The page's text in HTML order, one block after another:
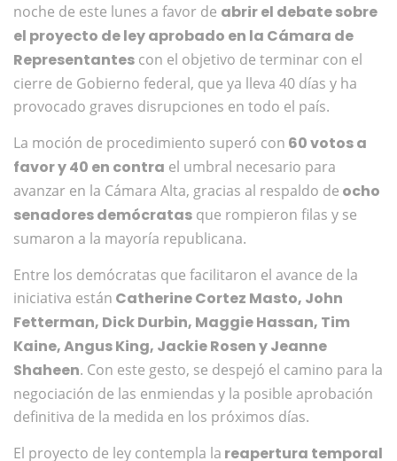
noche de este lunes a favor de abrir el debate sobre
el proyecto de ley aprobado en la Cámara de
Representantes con el objetivo de terminar con el
cierre de Gobierno federal, que ya lleva 40 días y ha
provocado graves disrupciones en todo el país.
La moción de procedimiento superó con 60 votos a
favor y 40 en contra el umbral necesario para
avanzar en la Cámara Alta, gracias al respaldo de ocho
senadores demócratas que rompieron filas y se
sumaron a la mayoría republicana.
Entre los demócratas que facilitaron el avance de la
iniciativa están Catherine Cortez Masto, John
Fetterman, Dick Durbin, Maggie Hassan, Tim
Kaine, Angus King, Jackie Rosen y Jeanne
Shaheen. Con este gesto, se despejó el camino para la
negociación de las enmiendas y la posible aprobación
definitiva de la medida en los próximos días.
El proyecto de ley contempla la reapertura temporal